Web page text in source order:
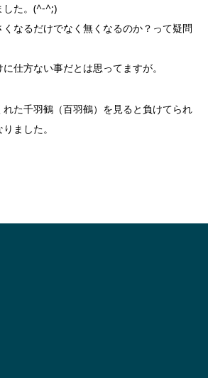
した。(^-^;)
なるだけでなく無くなるのか？って疑問
仕方ない事だとは思ってますが。
た千羽鶴（百羽鶴）を見ると負けてられ
ました。